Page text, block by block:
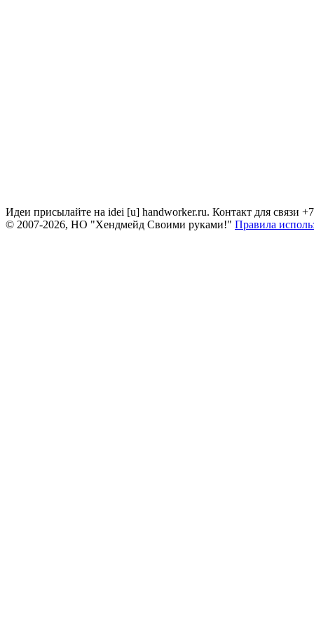
Идеи присылайте на idei [u] handworker.ru. Контакт для связи
© 2007-2026, НО "Хендмейд Своими руками!" Правила